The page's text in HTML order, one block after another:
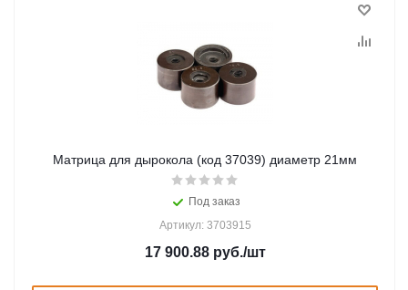
Матрица для дырокола (код 37039) диаметр 21мм
Под заказ
Артикул: 3703915
17 900.88руб./шт